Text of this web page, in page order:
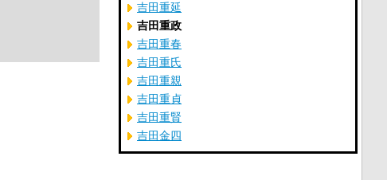
吉田重延
吉田重政
吉田重春
吉田重氏
吉田重親
吉田重貞
吉田重賢
吉田金四